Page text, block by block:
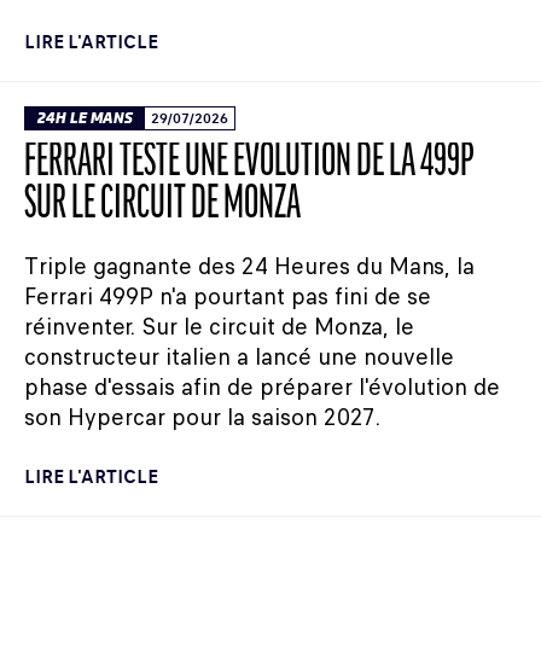
LIRE L'ARTICLE
24H LE MANS 29/07/2026
FERRARI TESTE UNE ÉVOLUTION DE LA 499P
SUR LE CIRCUIT DE MONZA
Triple gagnante des 24 Heures du Mans, la
Ferrari 499P n'a pourtant pas fini de se
réinventer. Sur le circuit de Monza, le
constructeur italien a lancé une nouvelle
phase d'essais afin de préparer l'évolution de
son Hypercar pour la saison 2027.
LIRE L'ARTICLE